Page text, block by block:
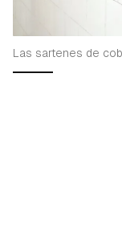
Las sartenes de